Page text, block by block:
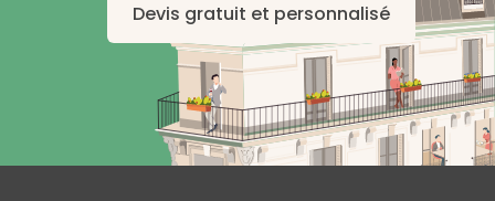
Devis gratuit et personnalisé